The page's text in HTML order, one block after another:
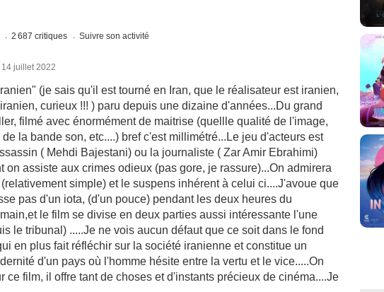
2 687 critiques Suivre son activité
juillet 2022
(je sais qu'il est tourné en Iran, que le réalisateur est iranien,
curieux !!! ) paru depuis une dizaine d'années...Du grand
filmé avec énormément de maitrise (quellle qualité de l'image,
la bande son, etc....) bref c'est millimétré...Le jeu d'acteurs est
( Mehdi Bajestani) ou la journaliste ( Zar Amir Ebrahimi)
on assiste aux crimes odieux (pas gore, je rassure)...On admirera
simple) et le suspens inhérent à celui ci....J'avoue que
pas d'un iota, (d'un pouce) pendant les deux heures du
le film se divise en deux parties aussi intéressante l'une
le tribunal) .....Je ne vois aucun défaut que ce soit dans le fond
en plus fait réfléchir sur la société iranienne et constitue un
d'un pays où l'homme hésite entre la vertu et le vice.....On
ce film, il offre tant de choses et d'instants précieux de cinéma....Je